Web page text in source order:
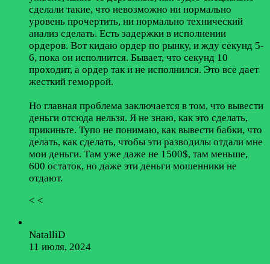
сделали такие, что невозможно ни нормально
уровень прочертить, ни нормально технический
анализ сделать. Есть задержки в исполнении
ордеров. Вот кидаю ордер по рынку, и жду секунд 5-
6, пока он исполнится. Бывает, что секунд 10
проходит, а ордер так и не исполнился. Это все дает
жесткий геморрой.
Но главная проблема заключается в том, что вывести
деньги отсюда нельзя. Я не знаю, как это сделать,
прикиньте. Тупо не понимаю, как вывести бабки, что
делать, как сделать, чтобы эти разводилы отдали мне
мои деньги. Там уже даже не 1500$, там меньше,
600 остаток, но даже эти деньги мошенники не
отдают.
< <
NatalliD
11 июля, 2024